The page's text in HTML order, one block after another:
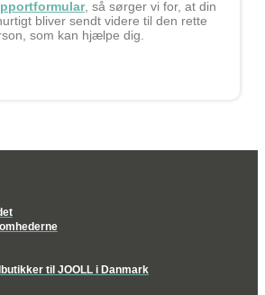
, så sørger vi for, at din
bliver sendt videre til den rette
som kan hjælpe dig.
til JOOLL i Danmark